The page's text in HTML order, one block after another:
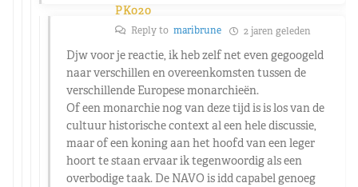
PK020
Reply to maribrune 2 jaren geleden
Djw voor je reactie, ik heb zelf net even gegoogeld
naar verschillen en overeenkomsten tussen de
verschillende Europese monarchieën.
Of een monarchie nog van deze tijd is is los van de
cultuur historische context al een hele discussie,
maar of een koning aan het hoofd van een leger
hoort te staan ervaar ik tegenwoordig als een
overbodige taak. De NAVO is idd capabel genoeg